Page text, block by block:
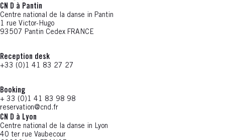
CN D à Pantin
Centre national de la danse in Pantin
1 rue Victor-Hugo
93507 Pantin Cedex FRANCE
Reception desk
+33 (0)1 41 83 27 27
Booking
+ 33 (0)1 41 83 98 98
reservation@cnd.fr
CN D à Lyon
Centre national de la danse in Lyon
40 ter rue Vaubecour